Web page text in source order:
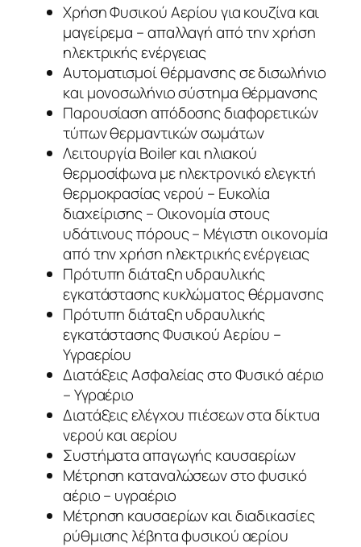
Χρήση Φυσικού Αερίου για κουζίνα και
μαγείρεμα – απαλλαγή από την χρήση
ηλεκτρικής ενέργειας
Αυτοματισμοί θέρμανσης σε δισωλήνιο
και μονοσωλήνιο σύστημα θέρμανσης
Παρουσίαση απόδοσης διαφορετικών
τύπων θερμαντικών σωμάτων
Λειτουργία Boiler και ηλιακού
θερμοσίφωνα με ηλεκτρονικό ελεγκτή
θερμοκρασίας νερού – Ευκολία
διαχείρισης – Οικονομία στους
υδάτινους πόρους – Μέγιστη οικονομία
από την χρήση ηλεκτρικής ενέργειας
Πρότυπη διάταξη υδραυλικής
εγκατάστασης κυκλώματος θέρμανσης
Πρότυπη διάταξη υδραυλικής
εγκατάστασης Φυσικού Αερίου –
Υγραερίου
Διατάξεις Ασφαλείας στο Φυσικό αέριο
– Υγραέριο
Διατάξεις ελέγχου πιέσεων στα δίκτυα
νερού και αερίου
Συστήματα απαγωγής καυσαερίων
Μέτρηση καταναλώσεων στο φυσικό
αέριο – υγραέριο
Μέτρηση καυσαερίων και διαδικασίες
ρύθμισης λέβητα φυσικού αερίου